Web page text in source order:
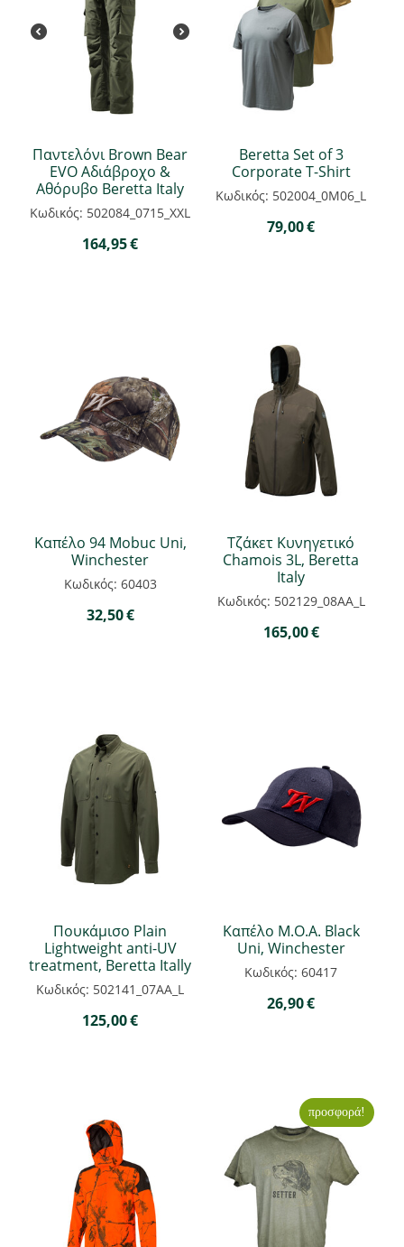
Παντελόνι Brown Bear
EVO Αδιάβροχο &
Αθόρυβο Beretta Italy
Κωδικός: 502084_0715_XXL
164,95€
Beretta Set of 3
Corporate T-Shirt
Κωδικός: 502004_0M06_L
79,00€
Καπέλο 94 Mobuc Uni,
Winchester
Κωδικός: 60403
32,50€
Τζάκετ Κυνηγετικό
Chamois 3L, Beretta
Italy
Κωδικός: 502129_08AA_L
165,00€
Πουκάμισο Plain
Lightweight anti-UV
treatment, Beretta Itally
Κωδικός: 502141_07AA_L
125,00€
Καπέλο M.O.A. Black
Uni, Winchester
Κωδικός: 60417
26,90€
προσφορά!